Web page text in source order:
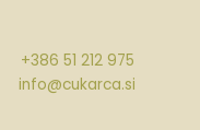
+386 51 212 975
info@cukarca.si